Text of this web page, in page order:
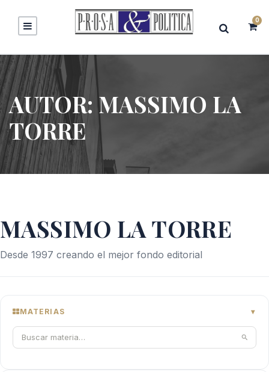
0
AUTOR:MASSIMO LA
TORRE
MASSIMO LA TORRE
Desde 1997 creando el mejor fondo editorial
MATERIAS